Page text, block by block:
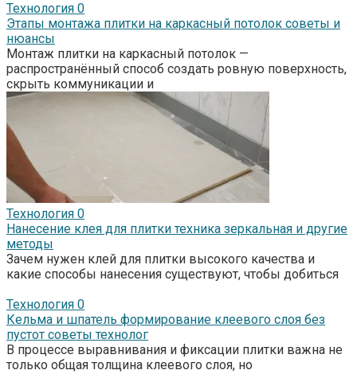
Технология 0
Этапы монтажа плитки на каркасный потолок советы и
нюансы
Монтаж плитки на каркасный потолок —
распространённый способ создать ровную поверхность,
скрыть коммуникации и
Технология 0
Нанесение клея для плитки техника зеркальная и другие
методы
Зачем нужен клей для плитки высокого качества и
какие способы нанесения существуют, чтобы добиться
Технология 0
Кельма и шпатель формирование клеевого слоя без
пустот советы технолог
В процессе выравнивания и фиксации плитки важна не
только общая толщина клеевого слоя, но